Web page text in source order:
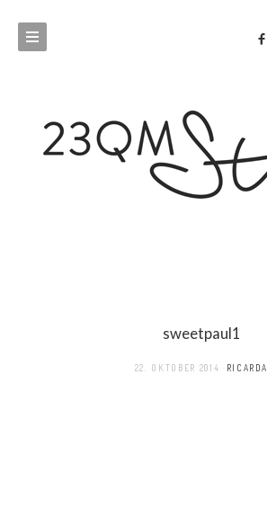
sweetpaul1
22. OKTOBER 2014 RICARDA